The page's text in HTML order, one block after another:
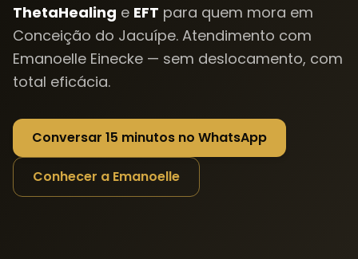
ThetaHealing e EFT para quem mora em
Conceição do Jacuípe. Atendimento com
Emanoelle Einecke — sem deslocamento, com
total eficácia.
Conversar 15 minutos no WhatsApp
Conhecer a Emanoelle